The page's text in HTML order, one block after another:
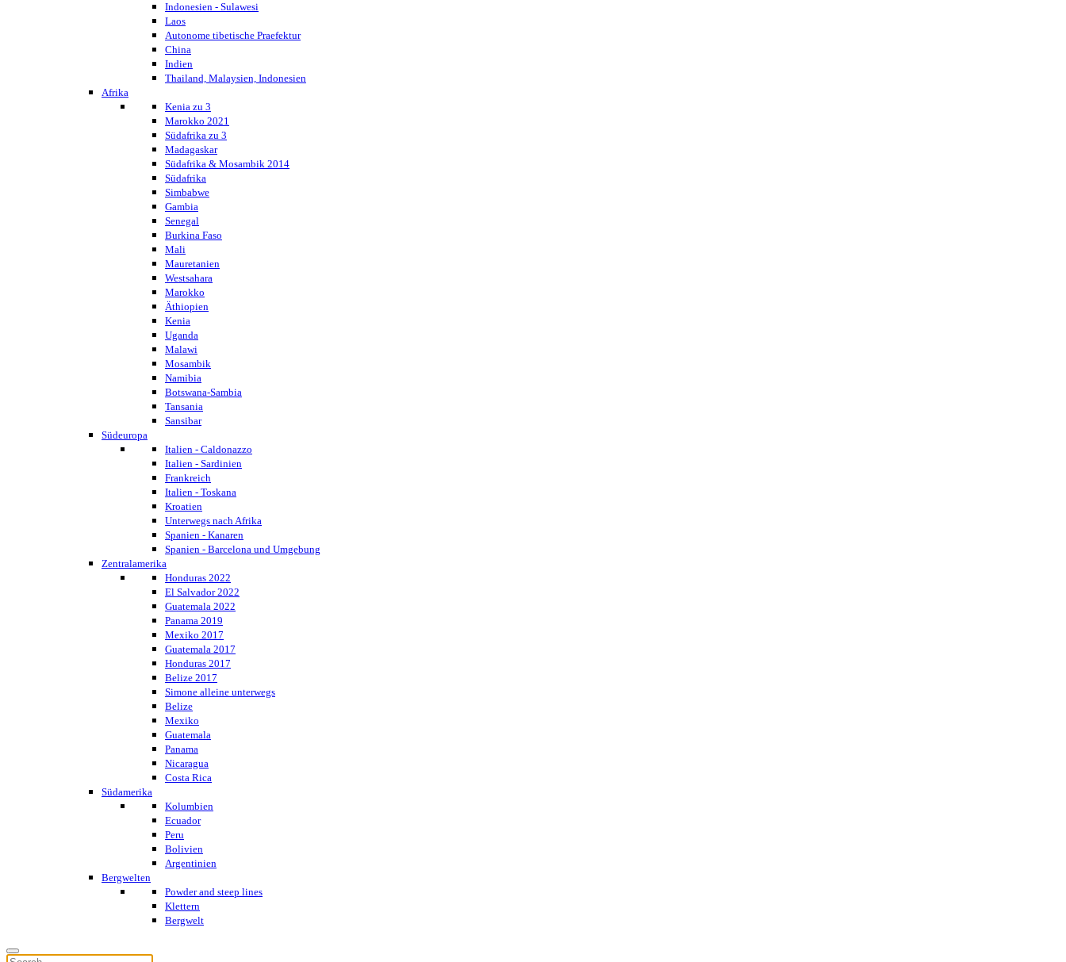
Indonesien - Sulawesi
Laos
Autonome tibetische Praefektur
China
Indien
Thailand, Malaysien, Indonesien
Afrika
Kenia zu 3
Marokko 2021
Südafrika zu 3
Madagaskar
Südafrika & Mosambik 2014
Südafrika
Simbabwe
Gambia
Senegal
Burkina Faso
Mali
Mauretanien
Westsahara
Marokko
Äthiopien
Kenia
Uganda
Malawi
Mosambik
Namibia
Botswana-Sambia
Tansania
Sansibar
Südeuropa
Italien - Caldonazzo
Italien - Sardinien
Frankreich
Italien - Toskana
Kroatien
Unterwegs nach Afrika
Spanien - Kanaren
Spanien - Barcelona und Umgebung
Zentralamerika
Honduras 2022
El Salvador 2022
Guatemala 2022
Panama 2019
Mexiko 2017
Guatemala 2017
Honduras 2017
Belize 2017
Simone alleine unterwegs
Belize
Mexiko
Guatemala
Panama
Nicaragua
Costa Rica
Südamerika
Kolumbien
Ecuador
Peru
Bolivien
Argentinien
Bergwelten
Powder and steep lines
Klettern
Bergwelt